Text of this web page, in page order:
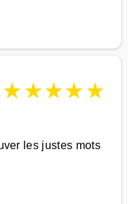
★★★★★
les justes mots